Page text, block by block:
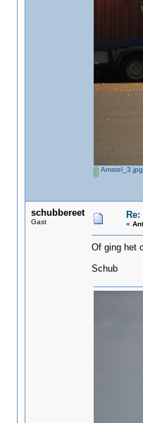
Amstel_3.jpg
schubbereet
Gast «
Of ging het
Schub